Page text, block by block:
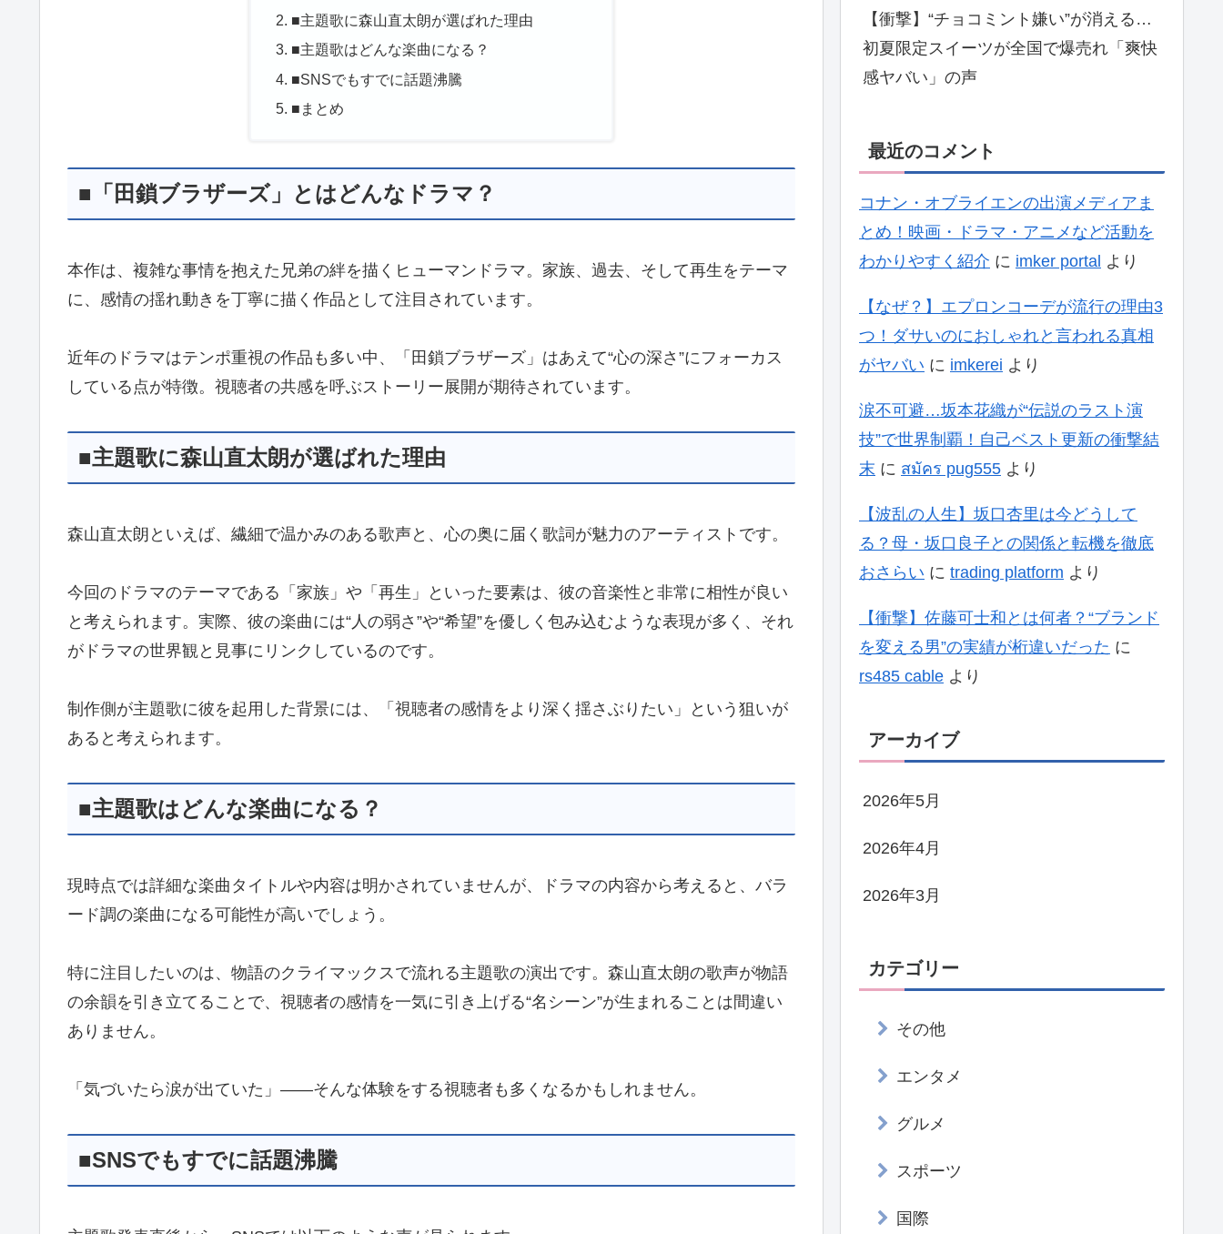
■主題歌に森山直太朗が選ばれた理由
■主題歌はどんな楽曲になる？
■SNSでもすでに話題沸騰
■まとめ
■「田鎖ブラザーズ」とはどんなドラマ？
本作は、複雑な事情を抱えた兄弟の絆を描くヒューマンドラマ。家族、過去、そして再生をテーマ
に、感情の揺れ動きを丁寧に描く作品として注目されています。
近年のドラマはテンポ重視の作品も多い中、「田鎖ブラザーズ」はあえて“心の深さ”にフォーカス
している点が特徴。視聴者の共感を呼ぶストーリー展開が期待されています。
■主題歌に森山直太朗が選ばれた理由
森山直太朗といえば、繊細で温かみのある歌声と、心の奥に届く歌詞が魅力のアーティストです。
今回のドラマのテーマである「家族」や「再生」といった要素は、彼の音楽性と非常に相性が良い
と考えられます。実際、彼の楽曲には“人の弱さ”や“希望”を優しく包み込むような表現が多く、それ
がドラマの世界観と見事にリンクしているのです。
制作側が主題歌に彼を起用した背景には、「視聴者の感情をより深く揺さぶりたい」という狙いが
あると考えられます。
■主題歌はどんな楽曲になる？
現時点では詳細な楽曲タイトルや内容は明かされていませんが、ドラマの内容から考えると、バラ
ード調の楽曲になる可能性が高いでしょう。
特に注目したいのは、物語のクライマックスで流れる主題歌の演出です。森山直太朗の歌声が物語
の余韻を引き立てることで、視聴者の感情を一気に引き上げる“名シーン”が生まれることは間違い
ありません。
「気づいたら涙が出ていた」――そんな体験をする視聴者も多くなるかもしれません。
■SNSでもすでに話題沸騰
【衝撃】“チョコミント嫌い”が消える…
初夏限定スイーツが全国で爆売れ「爽快
感ヤバい」の声
最近のコメント
コナン・オブライエンの出演メディアま
とめ！映画・ドラマ・アニメなど活動を
わかりやすく紹介 に imker portal より
【なぜ？】エプロンコーデが流行の理由3
つ！ダサいのにおしゃれと言われる真相
がヤバい に imkerei より
涙不可避…坂本花織が“伝説のラスト演
技”で世界制覇！自己ベスト更新の衝撃結
末 に สมัคร pug555 より
【波乱の人生】坂口杏里は今どうして
る？母・坂口良子との関係と転機を徹底
おさらい に trading platform より
【衝撃】佐藤可士和とは何者？“ブランド
を変える男”の実績が桁違いだった に
rs485 cable より
アーカイブ
2026年5月
2026年4月
2026年3月
カテゴリー
その他
エンタメ
グルメ
スポーツ
国際